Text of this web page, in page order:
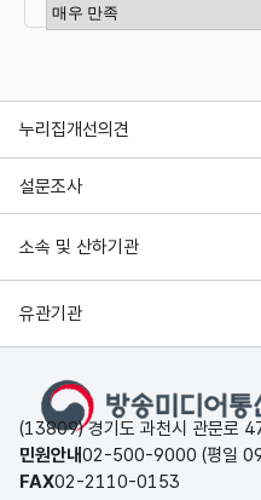
만족도 점수 선택
누리집개선의견
설문조사
소속 및 산하기관
유관기관
(13809) 경기도 과천시 관문로
민원안내02-500-9000 (평일
FAX02-2110-0153